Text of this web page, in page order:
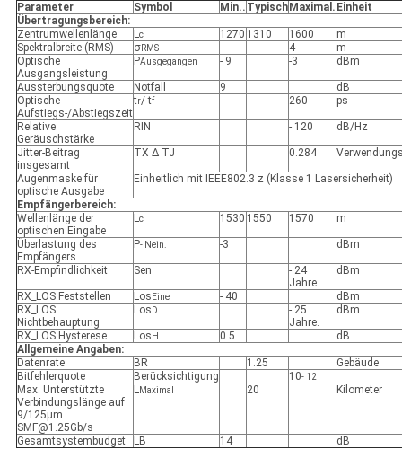
Parameter Symbol Min.. Typisch Maximal . Einheit
Übertragungsbereich:
Zentrumwellenlänge
Lc 1270 1310 1600
m
Spektralbreite (RMS)
σRMS 4
m
Optische
Ausgangsleistung
PAusgegangen - 9 -3 dBm
Aussterbungsquote Notfall 9
dB
Optische
Aufstiegs-/Abstiegszeit
tr/ tf 260 ps
Relative
Geräuschstärke
RIN - 120 dB/Hz
Jitter-Beitrag
insgesamt
TX Δ TJ 0.284
Augenmaske für
optische Ausgabe
Einheitlich mit IEEE802.3 z (Klasse 1 Lasersicherheit)
Empfängerbereich:
Wellenlänge der
optischen Eingabe
Lc 1530 1550 1570 m
Überlastung des
Empfängers
P- Nein. -3 dBm
RX-Empfindlichkeit Sen
- 24
Jahre.
dBm
RX_LOS Feststellen Los Eine - 40
dBm
RX_LOS
Nichtbehauptung
Los D
- 25
Jahre.
dBm
RX_LOS Hysterese Los H 0.5
dB
Allgemeine Angaben:
Datenrate
BR 1.25
Gebäude
Bitfehlerquote
Berücksichtigung 10- 12
Max. Unterstützte
Verbindungslänge auf
9/125μm
SMF@1.25Gb/s
LMaximal 20 Kilometer
Gesamtsystembudget LB 14 dB